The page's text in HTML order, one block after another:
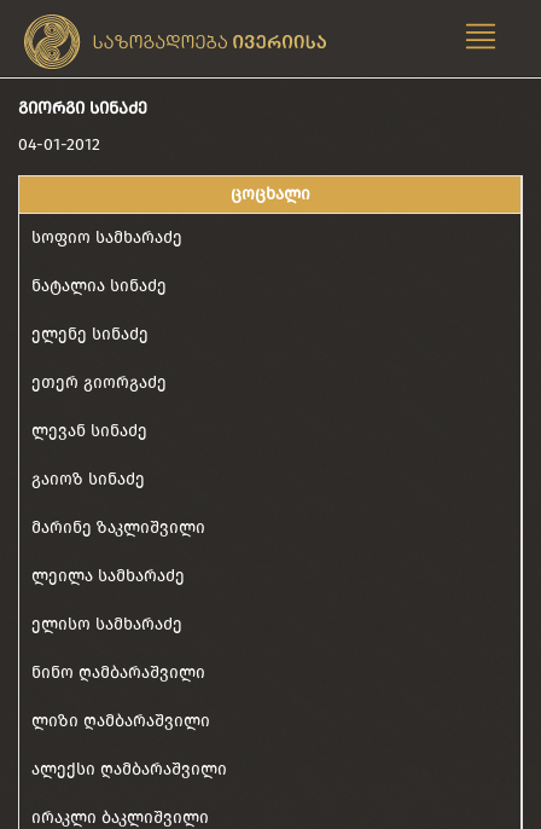
ᲒᲘᲝᲠᲒᲘ ᲡᲘᲜᲐᲫᲔ
04-01-2012
ცოცხალი
სოფიო სამხარაძე
ნატალია სინაძე
ელენე სინაძე
ეთერ გიორგაძე
ლევან სინაძე
გაიოზ სინაძე
მარინე ზაკლიშვილი
ლეილა სამხარაძე
ელისო სამხარაძე
ნინო ღამბარაშვილი
ლიზი ღამბარაშვილი
ალექსი ღამბარაშვილი
ირაკლი ბაკლიშვილი